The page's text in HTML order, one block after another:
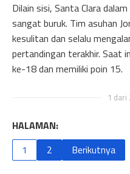
Dilain sisi, Santa Clara
sangat buruk. Tim asuhan
kesulitan dan selalu
pertandingan terakhir. Saat
ke-18 dan memiliki poin 15.
1 dari
HALAMAN:
1
2 Berikutnya